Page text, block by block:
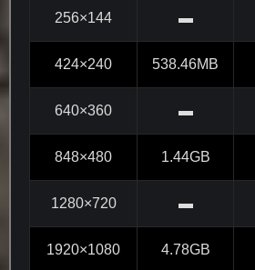
256×144 ▬
424×240 538.46MB
640×360 ▬
848×480 1.44GB
1280×720 ▬
1920×1080 4.78GB